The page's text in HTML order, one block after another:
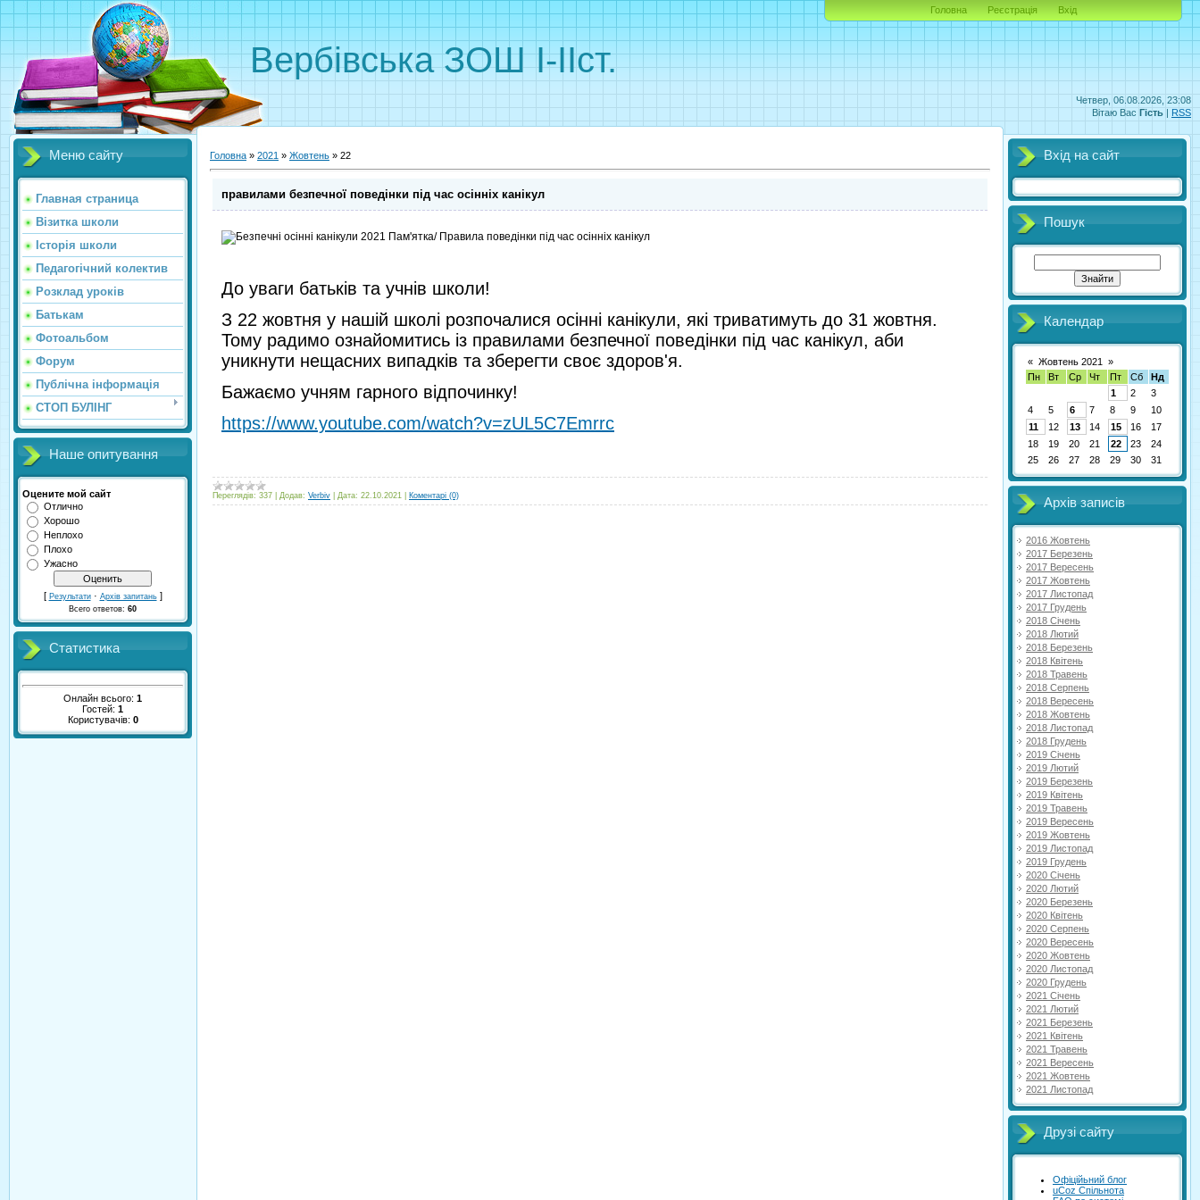
Четвер, 06.08.2026, 23:08
Вітаю Вас Гість | RSS
Вербівська ЗОШ I-IIст.
Головна Реєстрація Вхід
Меню сайту
Главная страница
Візитка школи
Історія школи
Педагогічний колектив
Розклад уроків
Батькам
Фотоальбом
Форум
Публічна інформація
СТОП БУЛІНГ
Наше опитування
Оцените мой сайт
Отлично
Хорошо
Неплохо
Плохо
Ужасно
[ Результати· Архів запитань]
Всего ответов: 60
Статистика
Онлайн всього: 1
Гостей: 1
Користувачів: 0
Головна » 2021 » Жовтень » 22
правилами безпечної поведінки під час осінніх канікул
До уваги батьків та учнів школи!
З 22 жовтня у нашій школі розпочалися осінні канікули, які триватимуть до 31 жовтня.
Тому радимо ознайомитись із правилами безпечної поведінки під час канікул, аби
уникнути нещасних випадків та зберегти своє здоров'я.
Бажаємо учням гарного відпочинку!
https://www.youtube.com/watch?v=zUL5C7Emrrc
Переглядів: 337 Додав: Verbiv Дата: 22.10.2021 Коментарі (0)
Вхід на сайт
Пошук
Календар
« Жовтень 2021
»
Пн
Вт Ср Чт Пт Сб
Нд
1
2
3
4
5 6 7 8 9
10
11
12 13 14 15 16
17
18
19 20 21 22 23
24
25
26 27 28 29 30 31
Архів записів
2016 Жовтень
2017 Березень
2017 Вересень
2017 Жовтень
2017 Листопад
2017 Грудень
2018 Січень
2018 Лютий
2018 Березень
2018 Квітень
2018 Травень
2018 Серпень
2018 Вересень
2018 Жовтень
2018 Листопад
2018 Грудень
2019 Січень
2019 Лютий
2019 Березень
2019 Квітень
2019 Травень
2019 Вересень
2019 Жовтень
2019 Листопад
2019 Грудень
2020 Січень
2020 Лютий
2020 Березень
2020 Квітень
2020 Серпень
2020 Вересень
2020 Жовтень
2020 Листопад
2020 Грудень
2021 Січень
2021 Лютий
2021 Березень
2021 Квітень
2021 Травень
2021 Вересень
2021 Жовтень
2021 Листопад
Друзі сайту
Офіційьний блог
uCoz Спільнота